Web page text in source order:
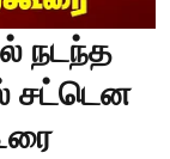
நடந்த
சட்டென